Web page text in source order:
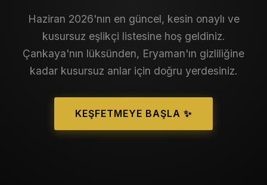
Haziran 2026'nın en güncel, kesin onaylı ve
kusursuz eşlikçi listesine hoş geldiniz.
Çankaya'nın lüksünden, Eryaman'ın gizliliğine
kadar kusursuz anlar için doğru yerdesiniz.
KEŞFETMEYE BAŞLA ✨